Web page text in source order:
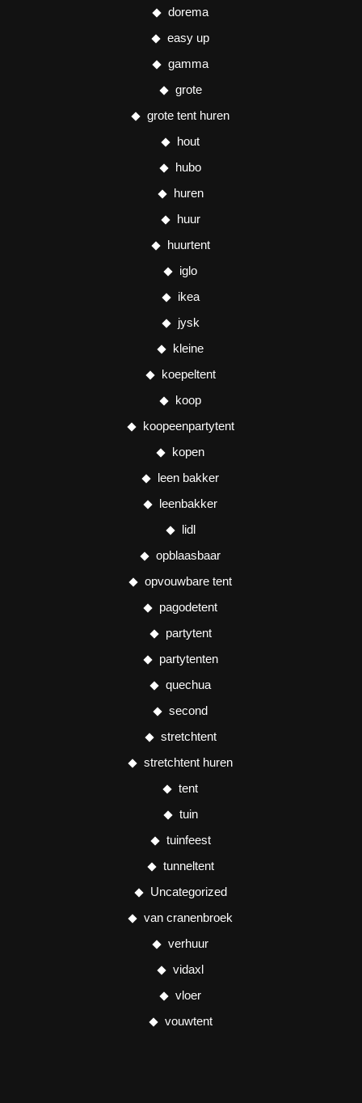
dorema
easy up
gamma
grote
grote tent huren
hout
hubo
huren
huur
huurtent
iglo
ikea
jysk
kleine
koepeltent
koop
koopeenpartytent
kopen
leen bakker
leenbakker
lidl
opblaasbaar
opvouwbare tent
pagodetent
partytent
partytenten
quechua
second
stretchtent
stretchtent huren
tent
tuin
tuinfeest
tunneltent
Uncategorized
van cranenbroek
verhuur
vidaxl
vloer
vouwtent